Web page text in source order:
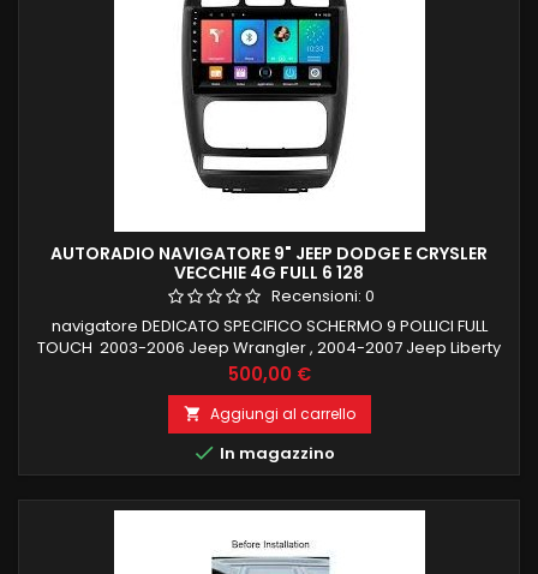
AUTORADIO NAVIGATORE 9" JEEP DODGE E CRYSLER
VECCHIE 4G FULL 6 128
Recensioni: 0
navigatore DEDICATO SPECIFICO SCHERMO 9 POLLICI FULL
TOUCH 2003-2006 Jeep Wrangler , 2004-2007 Jeep Liberty
, 1999-2004 Jeep Grand Cherokee LOGO ALLA ACCENSIONE,
RECUPERO COMANDI AL VOLANTE 6 GB RAM 128 GB ROM
ANDROID 13 CARPLAY ANDROID AUTO WIFI INTEGRATO
NAVIGAZIONE ONLINE E OFFLINE INGRESSO CAMERA FUNZIONE
MIRRORLINK COMPATIBILE MODULO DAB+WIFI...
Prezzo
500,00 €
 Aggiungi al carrello
 In magazzino